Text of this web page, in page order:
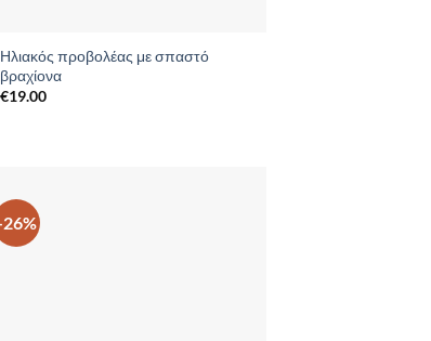
Ηλιακός προβολέας με σπαστό
βραχίονα
€19.00